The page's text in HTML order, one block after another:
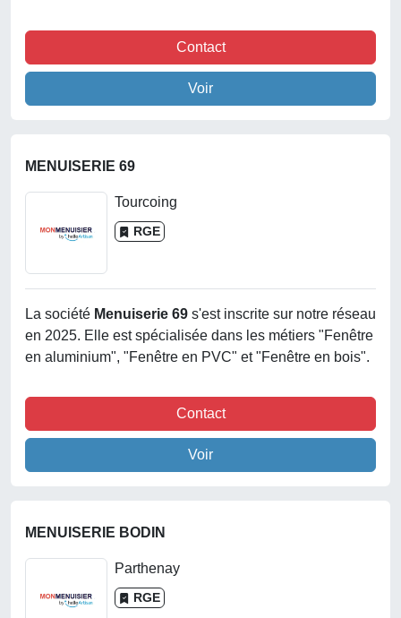
Contact
Voir
MENUISERIE 69
Tourcoing
RGE
La société Menuiserie 69 s'est inscrite sur notre réseau
en 2025. Elle est spécialisée dans les métiers "Fenêtre
en aluminium", "Fenêtre en PVC" et "Fenêtre en bois".
Contact
Voir
MENUISERIE BODIN
Parthenay
RGE